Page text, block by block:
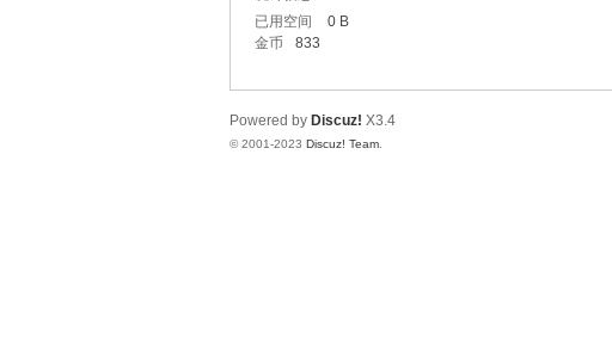
已用空间
0 B
金币
833
Powered by Discuz! X3.4
© 2001-2023 Discuz! Team